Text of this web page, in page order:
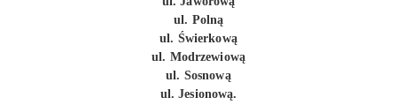
ul. Polną
ul. Świerkową
ul. Modrzewiową
ul. Sosnową
ul. Jesionową.